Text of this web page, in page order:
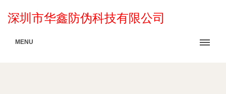
深圳市华鑫防伪科技有限公司
MENU